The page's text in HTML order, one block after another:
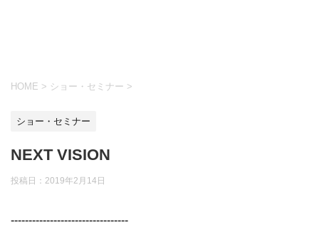
HOME > ショー・セミナー >
ショー・セミナー
NEXT VISION
投稿日： 2019年2月14日
---------------------------------